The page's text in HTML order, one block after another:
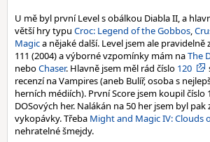
U mě byl první Level s obálkou Diabla II, a
větší hry typu Croc: Legend of the Gobbos,
Magica nějaké další. Level jsem ale pravidelně
111 (2004) a výborné vzpomínky mám naThe
neboChaser. Hlavně jsem měl rád číslo 120
recenzí na Vampires (aneb Bulíř, osoba s
herních médiích). První Score jsem koupil číslo
DOSových her. Nalákán na 50 her jsem byl
vykopávky. Třeba Might and Magic IV: Clouds
nehratelné šmejdy.